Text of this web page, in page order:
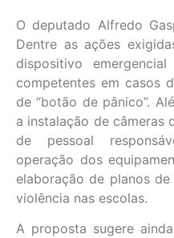
O deputado Alfredo
Dentre as ações
dispositivo
competentes em casos
de “botão de pânico”.
a instalação de câmeras
de pessoal
operação dos
elaboração de planos
violência nas escolas.
A proposta sugere